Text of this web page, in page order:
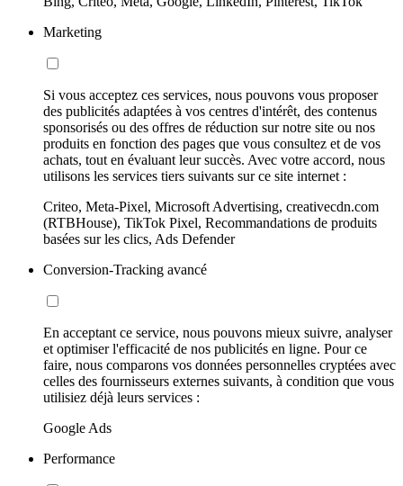
Marketing
Si vous acceptez ces services, nous pouvons vous proposer
des publicités adaptées à vos centres d'intérêt, des contenus
sponsorisés ou des offres de réduction sur notre site ou nos
produits en fonction des pages que vous consultez et de vos
achats, tout en évaluant leur succès. Avec votre accord, nous
utilisons les services tiers suivants sur ce site internet :
Criteo, Meta-Pixel, Microsoft Advertising, creativecdn.com
(RTBHouse), TikTok Pixel, Recommandations de produits
basées sur les clics, Ads Defender
Conversion-Tracking avancé
En acceptant ce service, nous pouvons mieux suivre, analyser
et optimiser l'efficacité de nos publicités en ligne. Pour ce
faire, nous comparons vos données personnelles cryptées avec
celles des fournisseurs externes suivants, à condition que vous
utilisiez déjà leurs services :
Google Ads
Performance